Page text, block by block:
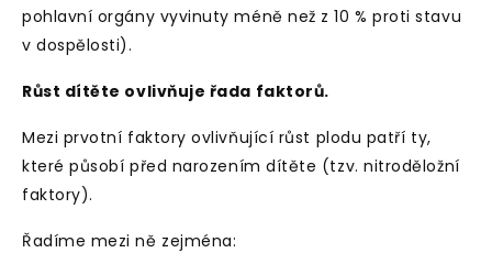
pohlavní orgány vyvinuty méně než z 10 % proti stavu
v dospělosti).
Růst dítěte ovlivňuje řada faktorů.
Mezi prvotní faktory ovlivňující růst plodu patří ty,
které působípřed narozením dítěte (tzv. nitroděložní
faktory).
Řadíme mezi ně zejména: